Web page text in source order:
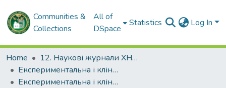
Communities &
Collections
All of
DSpace
Statistics Log In
Home
12. Наукові журнали ХНМУ
Експериментальна і клінічна медицина
Експериментальна і клінічна медицина. 2017